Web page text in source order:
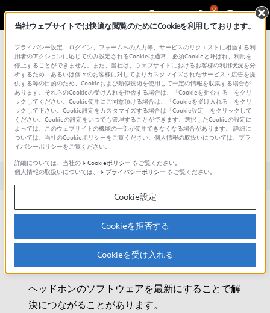
0
総合サポート・お問い合わせ
文書番号 : 00272071 / 最終更新日 : 2026/01/20
ヘッドホンの充電ができない
（WF-1000X）
対象製品カテゴリー・製品
［1］から順にお試しいただき、改善があるかご
ヘッドホンのソフトウェアを最新にすることで解
決につながることがあります。
当社ウェブサイトでは快適な閲覧のためにCookieを利用しております。
プライバシー設定、ログイン、フォームへの入力等、サービスのリクエストに相当する利
用者のアクションに応じてのみ設定されるCookieは通常、必須Cookieと呼ばれ、利用を
停止することができません。また、当社は、ウェブサイトにおけるお客様の利用状況を分
析するため、あるいは個々のお客様に対してよりカスタマイズされたサービス・広告を提
供する等の目的のため、Cookieおよび類似技術を使用して一定の情報を収集する場合が
あります。それらのCookieの受け入れを拒否する場合は、「Cookieを拒否する」をクリ
ックしてください。Cookie使用にご同意頂ける場合は、「Cookieを受け入れる」をクリ
ックして下さい。Cookie設定をカスタマイズする場合は「Cookie設定」をクリックして
ください。Cookieの設定をいつでも管理することができます。選択したCookieの設定に
よっては、このウェブサイトの機能の一部が使用できなくなる場合があります。 詳細に
ついては、当社のCookieポリシーをご覧ください。個人情報の取扱いについては、プラ
イバシーポリシーをご覧ください。
詳細については、当社の
Cookieポリシー をご覧ください。
個人情報の取扱いについては、
プライバシーポリシー をご覧ください。
Cookie設定
Cookieを拒否する
Cookieを受け入れる